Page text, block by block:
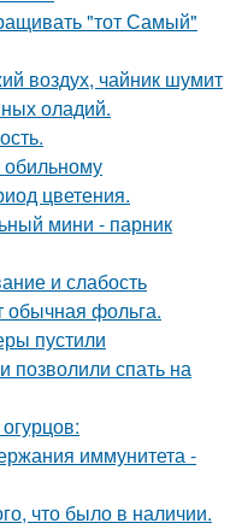
"тот Самый"
воздух, чайник шумит
оладий.
цветения.
мини - парник
и слабость
обычная фольга.
пустили
позволили спать на
иммунитета -
что было в наличии.